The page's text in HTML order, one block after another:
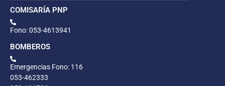
COMISARÍA PNP
Fono: 053-4613941
BOMBEROS
Emergencias Fono: 116
053-462333